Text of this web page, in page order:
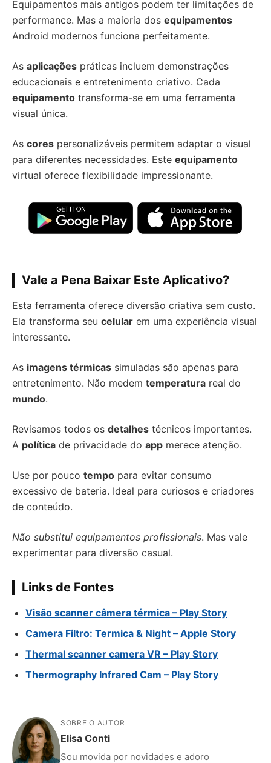
Equipamentos mais antigos podem ter limitações de
performance. Mas a maioria dos equipamentos
Android modernos funciona perfeitamente.
As aplicações práticas incluem demonstrações
educacionais e entretenimento criativo. Cada
equipamento transforma-se em uma ferramenta
visual única.
As cores personalizáveis permitem adaptar o visual
para diferentes necessidades. Este equipamento
virtual oferece flexibilidade impressionante.
Vale a Pena Baixar Este Aplicativo?
Esta ferramenta oferece diversão criativa sem custo.
Ela transforma seu celular em uma experiência visual
interessante.
As imagens térmicas simuladas são apenas para
entretenimento. Não medem temperatura real do
mundo.
Revisamos todos os detalhes técnicos importantes.
A política de privacidade do app merece atenção.
Use por pouco tempo para evitar consumo
excessivo de bateria. Ideal para curiosos e criadores
de conteúdo.
Não substitui equipamentos profissionais. Mas vale
experimentar para diversão casual.
Links de Fontes
Visão scanner câmera térmica – Play Story
Camera Filtro: Termica & Night – Apple Story
Thermal scanner camera VR – Play Story
Thermography Infrared Cam – Play Story
SOBRE O AUTOR
Elisa Conti
Sou movida por novidades e adoro